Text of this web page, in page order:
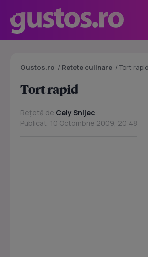
Gustos.ro / Retete culinare /Tort rapid
Tort rapid
Rețetă de Cely Snijec
Publicat: 10 Octombrie 2009, 20:48